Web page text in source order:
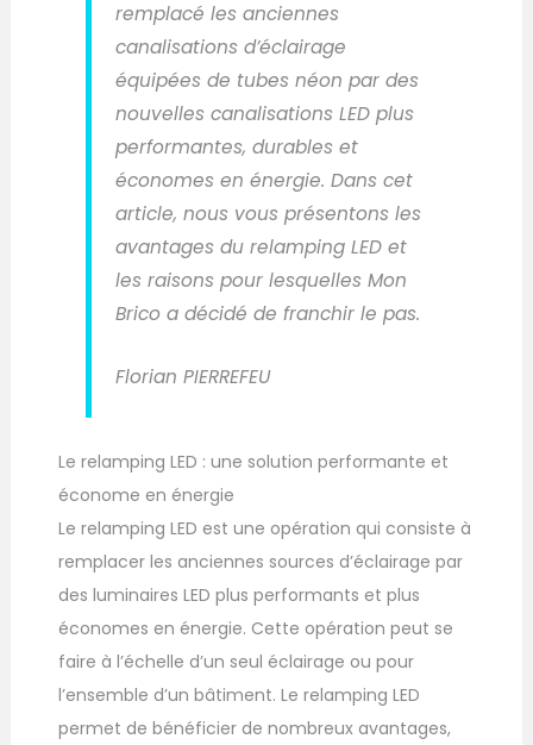
remplacé les anciennes
canalisations d’éclairage
équipées de tubes néon par des
nouvelles canalisations LED plus
performantes, durables et
économes en énergie. Dans cet
article, nous vous présentons les
avantages du relamping LED et
les raisons pour lesquelles Mon
Brico a décidé de franchir le pas.
Florian PIERREFEU
Le relamping LED : une solution performante et
économe en énergie
Le relamping LED est une opération qui consiste à
remplacer les anciennes sources d’éclairage par
des luminaires LED plus performants et plus
économes en énergie. Cette opération peut se
faire à l’échelle d’un seul éclairage ou pour
l’ensemble d’un bâtiment. Le relamping LED
permet de bénéficier de nombreux avantages,